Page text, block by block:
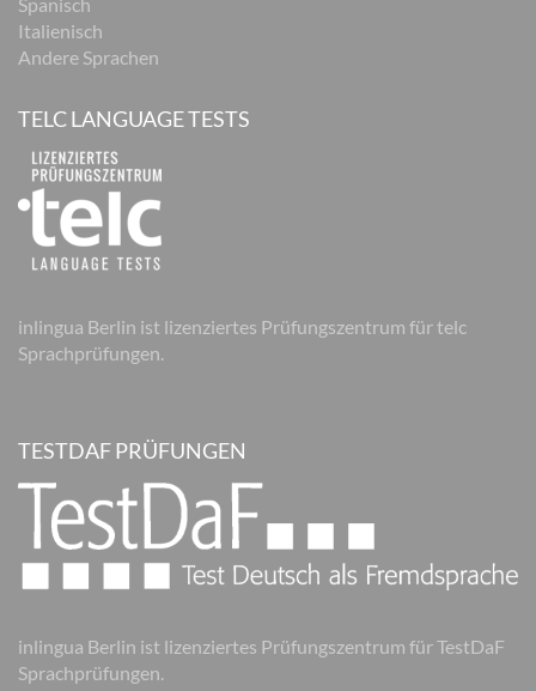
Spanisch
Italienisch
Andere Sprachen
TELC LANGUAGE TESTS
inlingua Berlin ist lizenziertes Prüfungszentrum für telc
Sprachprüfungen.
TESTDAF PRÜFUNGEN
inlingua Berlin ist lizenziertes Prüfungszentrum für TestDaF
Sprachprüfungen.